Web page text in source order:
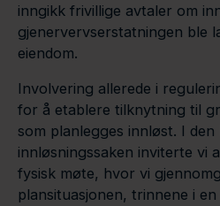
inngikk frivillige avtaler om
gjenervervserstatningen ble
eiendom.
Involvering allerede i
for å etablere tilknytning til
som planlegges innløst. I
innløsningssaken inviterte vi
fysisk møte, hvor vi
plansituasjonen, trinnene i